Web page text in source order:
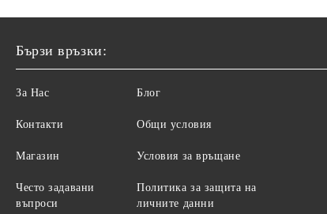
Бързи връзки:
За Нас
Контакти
Магазин
Често задавани
въпроси
Блог
Общи условия
Условия за връщане
Политика за защита на
личните данни